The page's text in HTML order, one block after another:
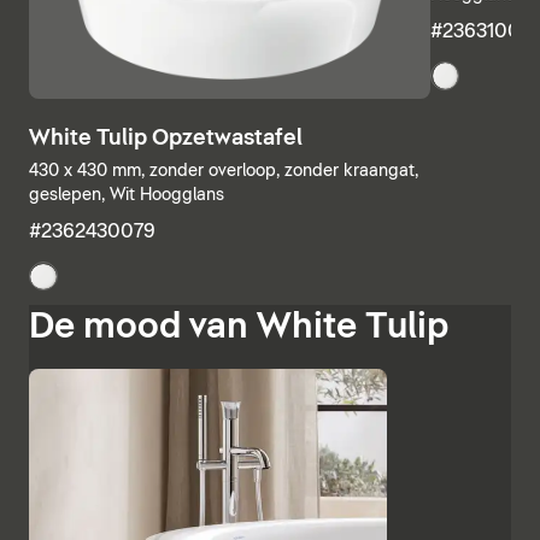
White Tulip Opzetwastafel
430 x 430 mm, zonder overloop, zonder kraangat,
geslepen, Wit Hoogglans
#2362430079
De mood van White Tulip